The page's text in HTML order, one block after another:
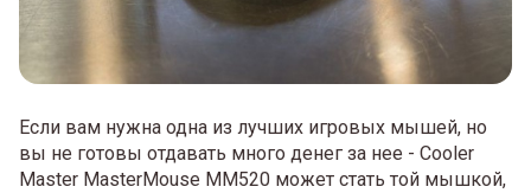
Если вам нужна одна из лучших игровых мышей, но
вы не готовы отдавать много денег за нее - Cooler
Master MasterMouse MM520 может стать той мышкой,